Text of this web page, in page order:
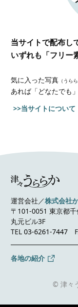
当サイトで配布し
いずれも「フリー
気に入った写真 （うら
あれば「どなたでも
>>当サイトについて
運営会社／株式会社
〒101-0051 東京都
丸元ビル3F
TEL03-6261-7447
各地の紹介
© 津々